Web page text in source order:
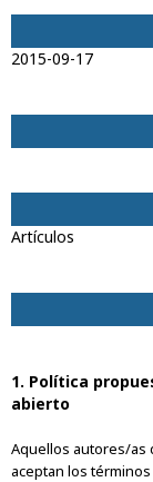
2015-09-17
Artículos
1. Política
abierto
Aquellos autores/as
aceptan los